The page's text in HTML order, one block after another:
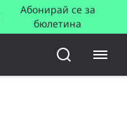
Абонирай се за
бюлетина